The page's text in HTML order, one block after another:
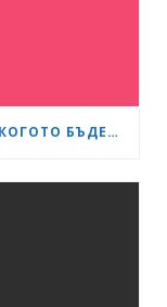
Д-Р ТЮРКАН МУСТАФА – ЛЕКАРЯТ, КОГОТО БЪДЕЩИТЕ МАЙКИ В БУРГАС ЧЕСТО ПРЕПОРЪЧВАТ ЕДНА НА ДРУГА